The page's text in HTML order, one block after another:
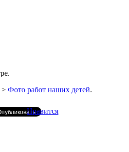
> Фото работ наших детей.
Нравится